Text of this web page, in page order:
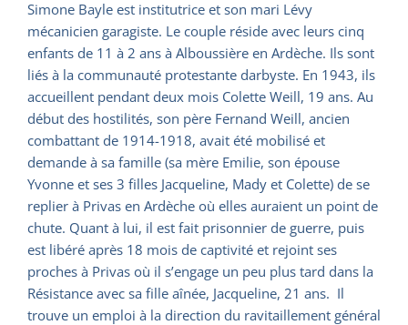
Simone Bayle est institutrice et son mari Lévy
mécanicien garagiste. Le couple réside avec leurs cinq
enfants de 11 à 2 ans à Alboussière en Ardèche. Ils sont
liés à la communauté protestante darbyste. En 1943, ils
accueillent pendant deux mois Colette Weill, 19 ans. Au
début des hostilités, son père Fernand Weill, ancien
combattant de 1914-1918, avait été mobilisé et
demande à sa famille (sa mère Emilie, son épouse
Yvonne et ses 3 filles Jacqueline, Mady et Colette) de se
replier à Privas en Ardèche où elles auraient un point de
chute. Quant à lui, il est fait prisonnier de guerre, puis
est libéré après 18 mois de captivité et rejoint ses
proches à Privas où il s’engage un peu plus tard dans la
Résistance avec sa fille aînée, Jacqueline, 21 ans. Il
trouve un emploi à la direction du ravitaillement général